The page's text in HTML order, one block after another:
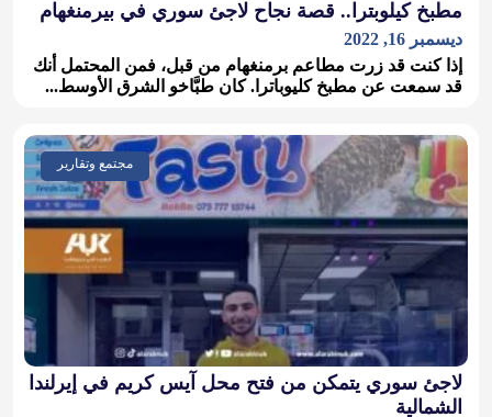
مطبخ كيلوبترا.. قصة نجاح لاجئ سوري في بيرمنغهام
ديسمبر 16, 2022
إذا كنت قد زرت مطاعم برمنغهام من قبل، فمن المحتمل أنك
قد سمعت عن مطبخ كليوباترا. كان طبَّاخو الشرق الأوسط...
مجتمع وتقارير
لاجئ سوري يتمكن من فتح محل آيس كريم في إيرلندا
الشمالية